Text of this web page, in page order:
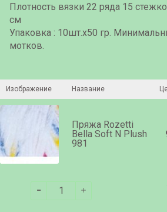
Плотность вязки 22 ряда 15
см
Упаковка : 10шт.x50 гр.
мотков.
Изображение Название
Пряжа Rozetti
Bella Soft N Plush
981